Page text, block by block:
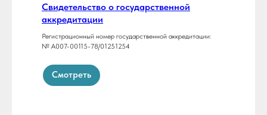
Свидетельство о государственной
аккредитации
Регистрационный номер государственной аккредитации:
№ А007-00115-78/01251254
Смотреть